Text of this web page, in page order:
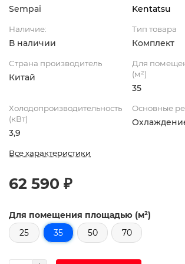
Sempai Kentatsu
Наличие:
В наличии
Тип товара
Комплект
Страна производитель
Китай
Для
(м²)
35
Холодопроизводительность
(кВт)
3,9
Основные
Все характеристики
62 590 ₽
Для помещения площадью (м²)
25
35 50 70